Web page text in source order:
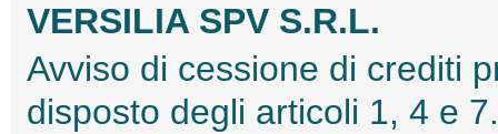
VERSILIA SPV S.R.L.
Avviso di cessione di crediti
disposto degli articoli 1, 4 e